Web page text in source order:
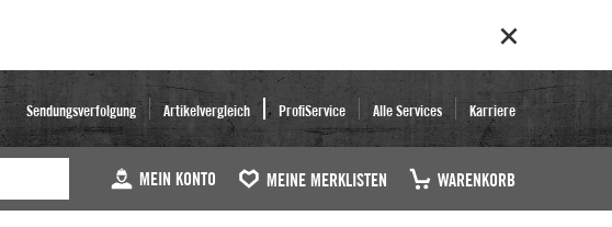
Sendungsverfolgung Artikelvergleich ProfiService Alle Services Karriere
MEIN KONTO MEINE MERKLISTEN WARENKORB